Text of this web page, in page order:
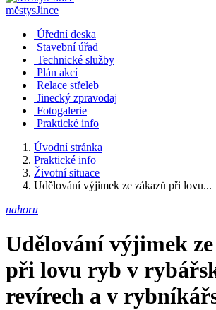
městysJince
Úřední deska
Stavební úřad
Technické služby
Plán akcí
Relace střeleb
Jinecký zpravodaj
Fotogalerie
Praktické info
Úvodní stránka
Praktické info
Životní situace
Udělování výjimek ze zákazů při lovu...
nahoru
Udělování výjimek
při lovu ryb v
revírech a v